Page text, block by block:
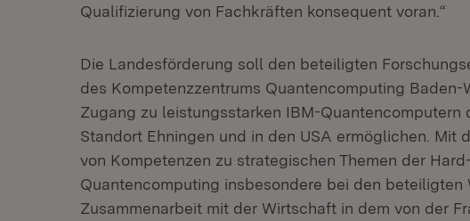
Qualifizierung von Fachkräften konsequent voran.“
Die Landesförderung soll den beteiligten
des Kompetenzzentrums Quantencomputing
Zugang zu leistungsstarken IBM-Quantencomputern
Standort Ehningen und in den USA ermöglichen. Mit
von Kompetenzen zu strategischen Themen der
Quantencomputing insbesondere bei den beteiligten
Zusammenarbeit mit der Wirtschaft in dem von der